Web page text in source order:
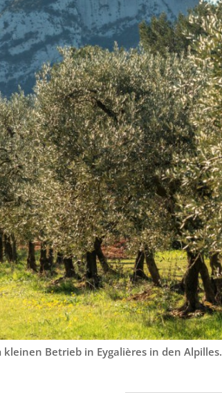
Betrieb in Eygalières in den Alpilles.